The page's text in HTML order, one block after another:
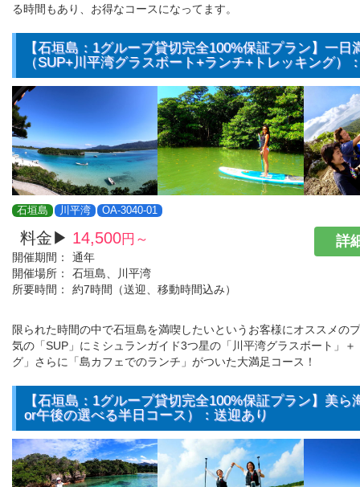
る時間もあり、お得なコースになってます。
【石垣島：1グループ貸切完全100%保証プラン】一日
（SUP+川平湾グラスボート+ランチ+トレッキング）
石垣島 川平湾 OA-3040-01
料金▶ 14,500円～
開催期間：
通年
開催場所：
石垣島、川平湾
所要時間：
約7時間（送迎、移動時間込み）
詳
限られた時間の中で石垣島を満喫したいというお客様にオススメの
気の「SUP」にミシュランガイド3つ星の「川平湾グラスボート」
グ」さらに「島カフェでのランチ」がついた大満足コース！
【石垣島：1グループ貸切完全100%保証プラン】美ら
or午後の選べる半日コース）：送迎あり